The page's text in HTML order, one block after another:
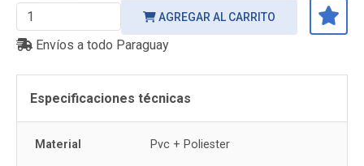
AGREGAR AL CARRITO
Envíos a todo Paraguay
Especificaciones técnicas
Material Pvc + Poliester